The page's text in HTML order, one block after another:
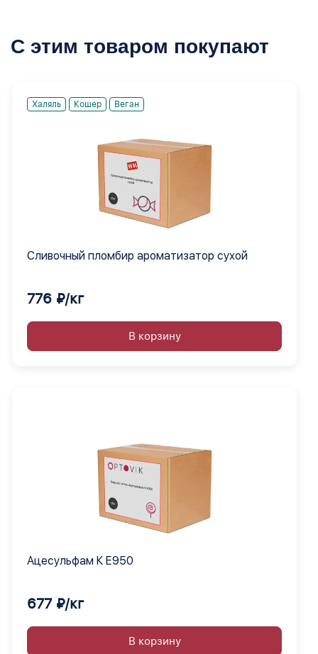
С этим товаром покупают
Халяль Кошер Веган
Сливочный пломбир ароматизатор сухой
776 ₽/кг
В корзину
Ацесульфам К Е950
677 ₽/кг
В корзину